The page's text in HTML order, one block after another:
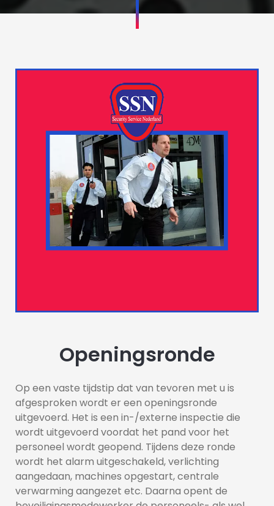
Openingsronde
Op een vaste tijdstip dat van tevoren met u is
afgesproken wordt er een openingsronde
uitgevoerd. Het is een in-/externe inspectie die
wordt uitgevoerd voordat het pand voor het
personeel wordt geopend. Tijdens deze ronde
wordt het alarm uitgeschakeld, verlichting
aangedaan, machines opgestart, centrale
verwarming aangezet etc. Daarna opent de